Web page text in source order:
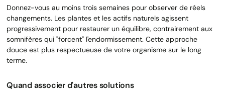
Donnez-vous au moins trois semaines pour observer de réels
changements. Les plantes et les actifs naturels agissent
progressivement pour restaurer un équilibre, contrairement aux
somnifères qui "forcent" l'endormissement. Cette approche
douce est plus respectueuse de votre organisme sur le long
terme.
Quand associer d'autres solutions